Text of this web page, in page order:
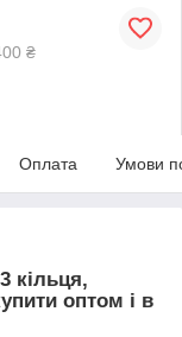
₴
Оплата Умови
кільця,
оптом і в